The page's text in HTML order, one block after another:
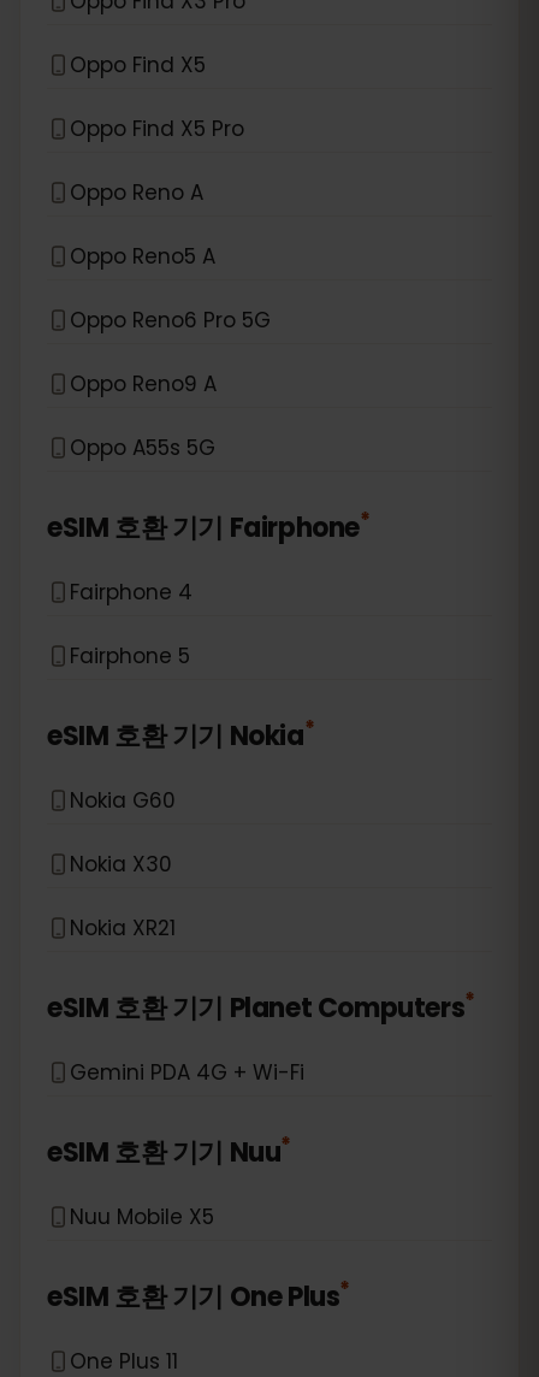
Oppo Find X5
Oppo Find X5 Pro
Oppo Reno A
Oppo Reno5 A
Oppo Reno6 Pro 5G
Oppo Reno9 A
Oppo A55s 5G
eSIM 호환 기기 Fairphone*
Fairphone 4
Fairphone 5
eSIM 호환 기기 Nokia*
Nokia G60
Nokia X30
Nokia XR21
eSIM 호환 기기 Planet Computers*
Gemini PDA 4G + Wi-Fi
eSIM 호환 기기 Nuu*
Nuu Mobile X5
eSIM 호환 기기 One Plus*
One Plus 11